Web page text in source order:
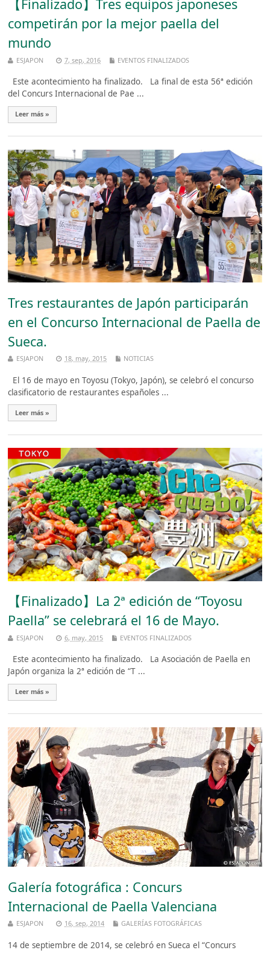
【Finalizado】Tres equipos japoneses
competirán por la mejor paella del
mundo
ESJAPON 7, sep, 2016 EVENTOS FINALIZADOS
Este acontecimiento ha finalizado. La final de esta 56ª edición
del Concurs Internacional de Pae ...
Leer más »
Tres restaurantes de Japón participarán
en el Concurso Internacional de Paella de
Sueca.
ESJAPON 18, may, 2015 NOTICIAS
El 16 de mayo en Toyosu (Tokyo, Japón), se celebró el concurso
clasificatorio de restaurantes españoles ...
Leer más »
【Finalizado】La 2ª edición de “Toyosu
Paella” se celebrará el 16 de Mayo.
ESJAPON 6, may, 2015 EVENTOS FINALIZADOS
Este acontecimiento ha finalizado. La Asociación de Paella en
Japón organiza la 2ª edición de “T ...
Leer más »
Galería fotográfica : Concurs
Internacional de Paella Valenciana
ESJAPON 16, sep, 2014 GALERÍAS FOTOGRÁFICAS
14 de septiembre de 2014, se celebró en Sueca el “Concurs